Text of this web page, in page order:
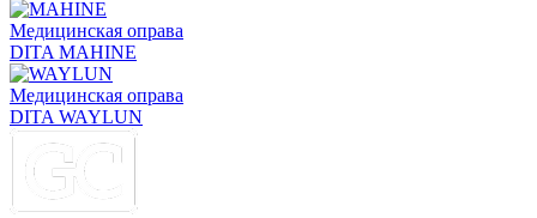
Медицинская оправа
DITA MAHINE
Медицинская оправа
DITA WAYLUN